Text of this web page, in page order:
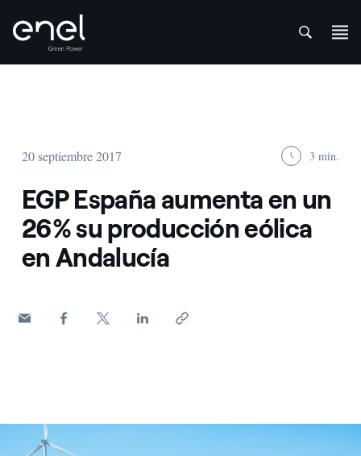
20 septiembre 2017 3 min.
EGP España aumenta en un
26% su producción eólica
en Andalucía